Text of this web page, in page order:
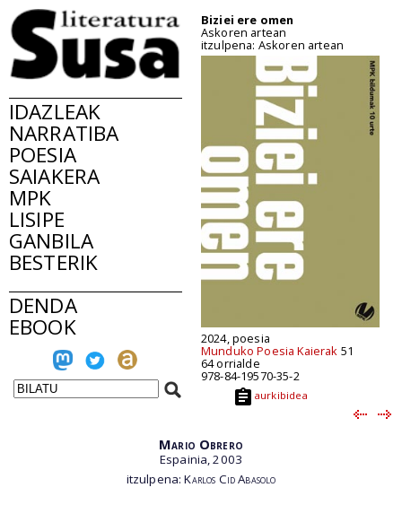
IDAZLEAK
NARRATIBA
POESIA
SAIAKERA
MPK
LISIPE
GANBILA
BESTERIK
DENDA
EBOOK
Biziei ere omen
Askoren artean
itzulpena: Askoren artean
2024, poesia
Munduko Poesia Kaierak 51
64 orrialde
978-84-19570-35-2
aurkibidea
Mario Obrero
Espainia, 2003
itzulpena:Karlos Cid Abasolo